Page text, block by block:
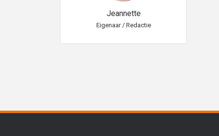
Jeannette
Eigenaar / Redactie